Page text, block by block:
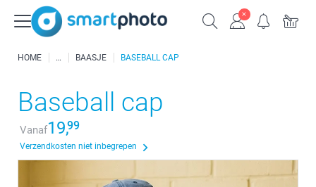
HOME BAASJE BASEBALL CAP
Baseball cap
Vanaf19,99
Verzendkosten niet inbegrepen